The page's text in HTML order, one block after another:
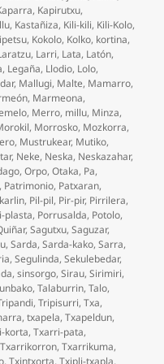
, Kapirutxu,
, Kastañiza, Kili-kili, Kili-Kolo,
, Kokolo, Kolko, kortina,
, Larri, Lata, Latón,
, Legaña, Llodio, Lolo,
, Mallugi, Malte, Mamarro,
, Marmeona,
, Merro, millu, Minza,
, Morrosko, Mozkorra,
, Mustrukear, Mutiko,
, Neke, Neska, Neskazahar,
,Orpo,Otaka, Pa,
, Patrimonio, Patxaran,
, Pil-pil, Pir-pir, Pirrilera,
plasta, Porrusalda, Potolo,
,Sagutxu,Saguzar,
,Sarda,Sarda-kako,Sarra,
,Segulinda,Sekulebedar,
,sinsorgo,Sirau,Sirimiri,
,Talaburrin,Talo,
,Tripisurri,Txa,
,txapela,Txapeldun,
korta,Txarri-pata,
Txarrikorron,Txarrikuma,
,Txintxorta,Txipli-txapla,